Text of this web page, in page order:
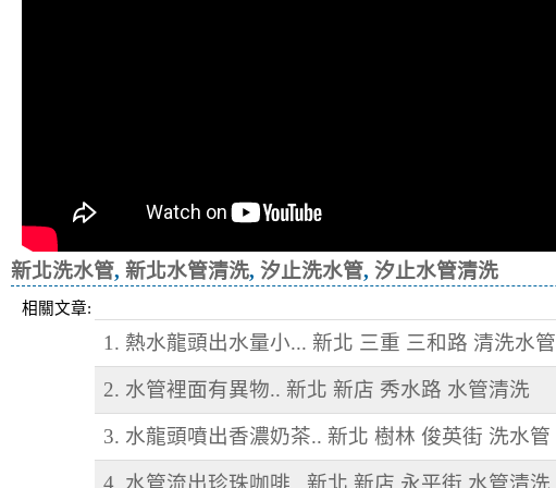
新北洗水管, 新北水管清洗, 汐止洗水管, 汐止水管清洗
相關文章:
1. 熱水龍頭出水量小... 新北 三重 三和路 清洗水管
2. 水管裡面有異物.. 新北 新店 秀水路 水管清洗
3. 水龍頭噴出香濃奶茶.. 新北 樹林 俊英街 洗水管
4. 水管流出珍珠咖啡.. 新北 新店 永平街 水管清洗